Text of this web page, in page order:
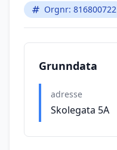
Orgnr: 816800722
Grunndata
adresse
Skolegata 5A